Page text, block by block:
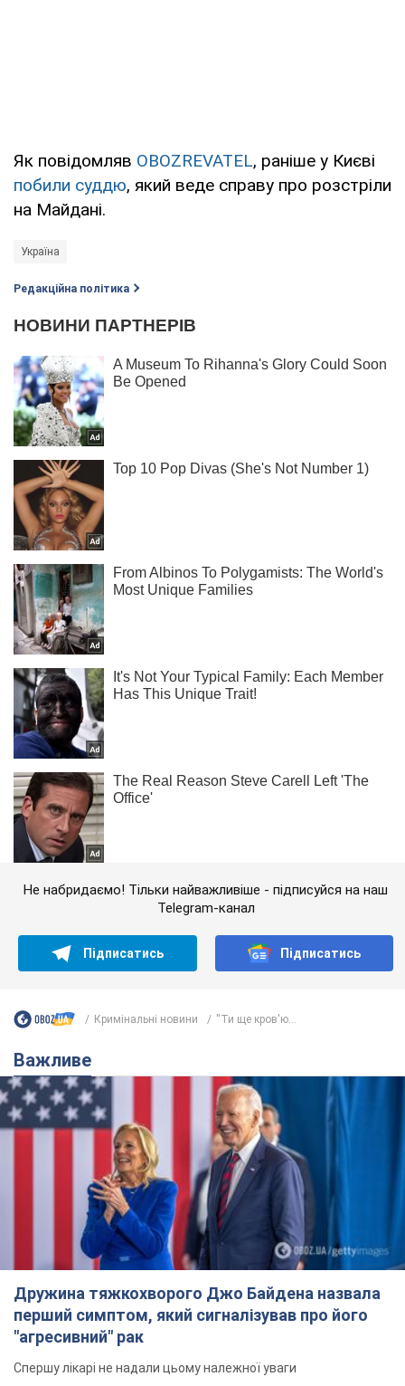
Як повідомляв OBOZREVATEL, раніше у Києві
побили суддю, який веде справу про розстріли
на Майдані.
Україна
Редакційна політика
Не набридаємо! Тільки найважливіше - підписуйся на наш
Telegram-канал
Підписатись Підписатись
Кримінальні новини ''Ти ще кров'ю...
Важливе
Дружина тяжкохворого Джо Байдена назвала
перший симптом, який сигналізував про його
"агресивний" рак
Спершу лікарі не надали цьому належної уваги